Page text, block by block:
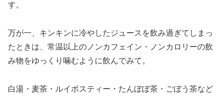
す。
万が一、キンキンに冷やしたジュースを飲み過ぎてしまっ
たときは、常温以上のノンカフェイン・ノンカロリーの飲
み物をゆっくり噛むように飲んでみて。
白湯・麦茶・ルイボスティー・たんぽぽ茶・ごぼう茶など